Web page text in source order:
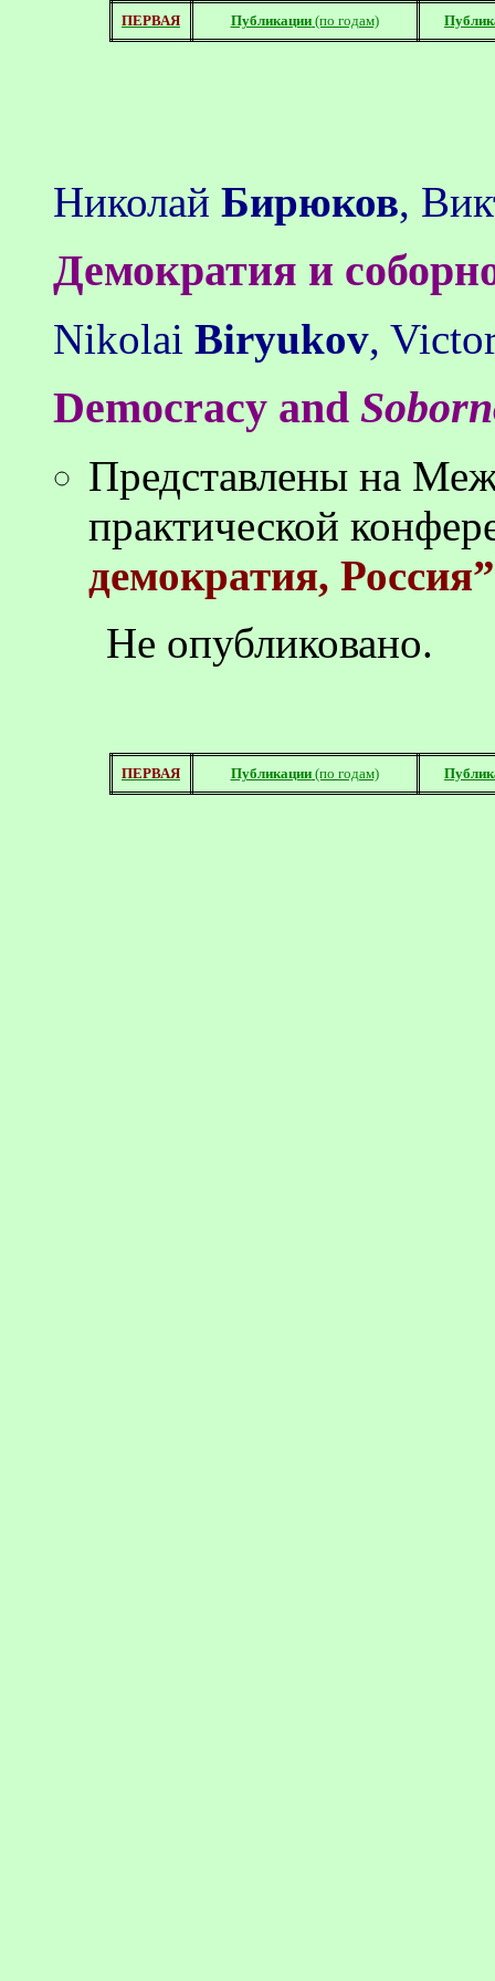
ПЕРВАЯ Публикации(по годам)
Николай Бирюков,
Демократия и
Nikolai Biryukov,
Democracy and
Представлены на
практической
демократия, Россия”
Не опубликовано.
ПЕРВАЯ Публикации(по годам)